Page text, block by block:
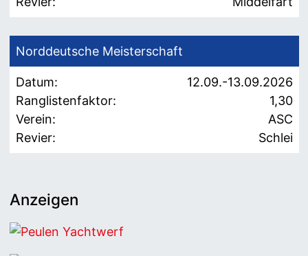
Norddeutsche Meisterschaft
Datum:
12.09.-13.09.2026
Ranglistenfaktor:
1,30
Verein:
ASC
Revier:
Schlei
Anzeigen